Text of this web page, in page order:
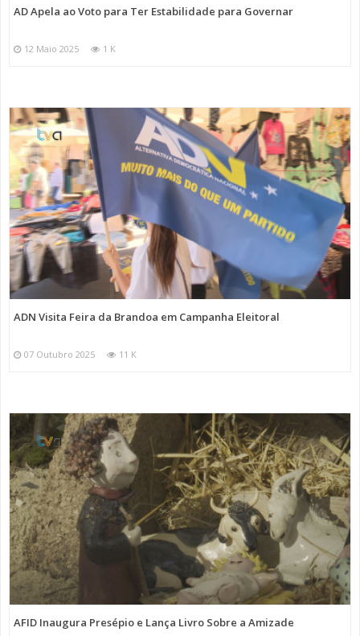
AD Apela ao Voto para Ter Estabilidade para Governar
12 Maio 2025 1 K
ADN Visita Feira da Brandoa em Campanha Eleitoral
07 Outubro 2025 11 K
AFID Inaugura Presépio e Lança Livro Sobre a Amizade